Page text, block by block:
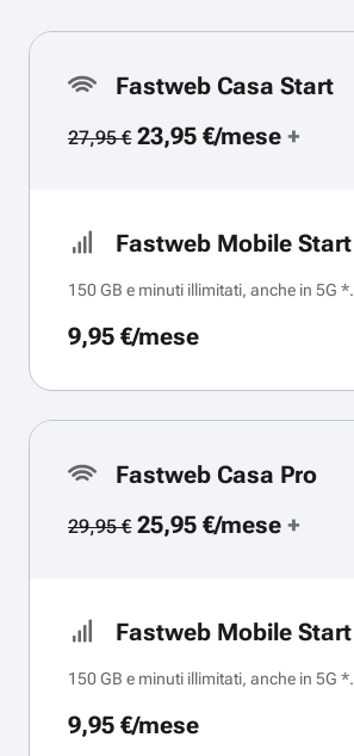
Fastweb Casa Start
27,95 €23,95 €/mese+
Fastweb Mobile Start
150 GB e minuti illimitati, anche in 5G *.
9,95 €/mese
Fastweb Casa Pro
29,95 €25,95 €/mese+
Fastweb Mobile Start
150 GB e minuti illimitati, anche in 5G *.
9,95 €/mese